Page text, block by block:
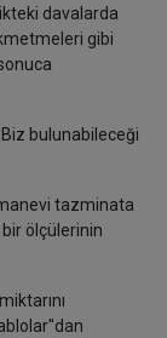
davalarda
gibi
bulunabileceği
tazminata
ölçülerinin